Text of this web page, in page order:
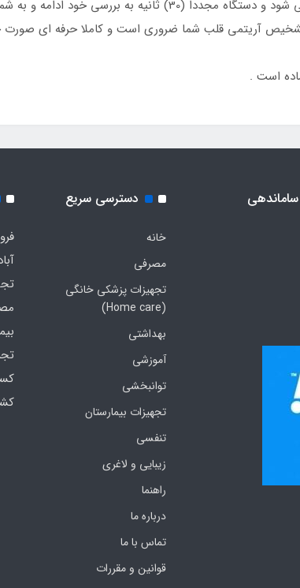
به بررسی خود ادامه و به شما استراحت می دهد…
آریتمی قلب شما ضروری است و کاملا حرفه ای
است .
ساماندهی دسترسی سریع
خانه
مصرفی
تجهیزات پزشکی خانگی
(Home care)
بهداشتی
آموزشی
توانبخشی
تجهیزات بیمارستان
تنفسی
زیبایی و لاغری
راهنما
درباره ما
تماس با ما
قوانین و مقررات